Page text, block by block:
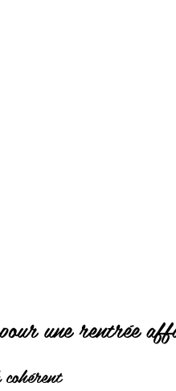
une rentrée